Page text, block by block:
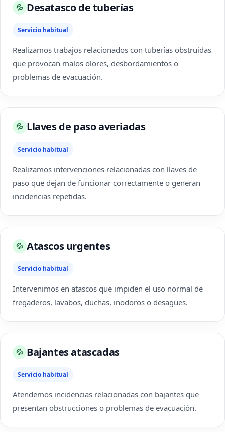
💦 Desatasco de tuberías
Servicio habitual
Realizamos trabajos relacionados con tuberías obstruidas
que provocan malos olores, desbordamientos o
problemas de evacuación.
💦 Llaves de paso averiadas
Servicio habitual
Realizamos intervenciones relacionadas con llaves de
paso que dejan de funcionar correctamente o generan
incidencias repetidas.
💦 Atascos urgentes
Servicio habitual
Intervenimos en atascos que impiden el uso normal de
fregaderos, lavabos, duchas, inodoros o desagües.
💦 Bajantes atascadas
Servicio habitual
Atendemos incidencias relacionadas con bajantes que
presentan obstrucciones o problemas de evacuación.